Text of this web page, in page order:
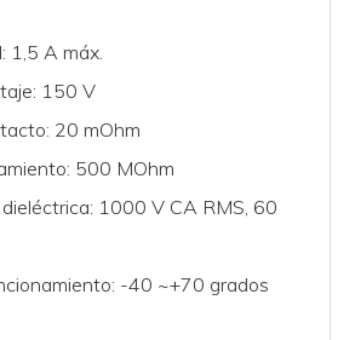
1,5 A máx.
150 V
20 mOhm
500 MOhm
1000 V CA RMS, 60
-40 ~+70 grados